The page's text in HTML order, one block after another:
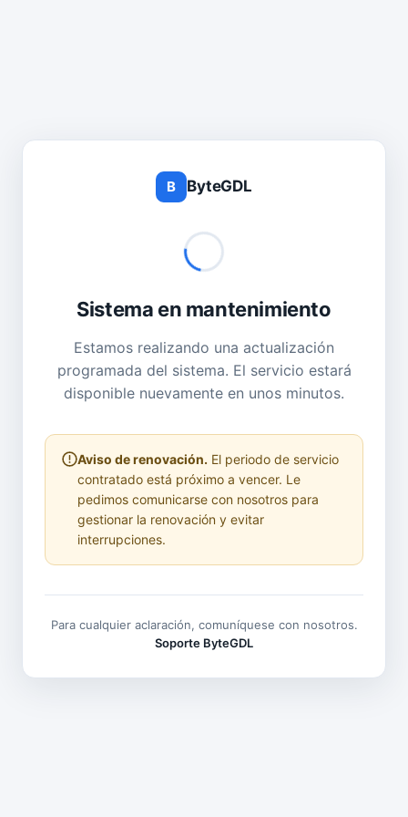
B ByteGDL
Sistema en mantenimiento
Estamos realizando una actualización
programada del sistema. El servicio estará
disponible nuevamente en unos minutos.
Aviso de renovación. El periodo de servicio
contratado está próximo a vencer. Le
pedimos comunicarse con nosotros para
gestionar la renovación y evitar
interrupciones.
Para cualquier aclaración, comuníquese con nosotros.
Soporte ByteGDL